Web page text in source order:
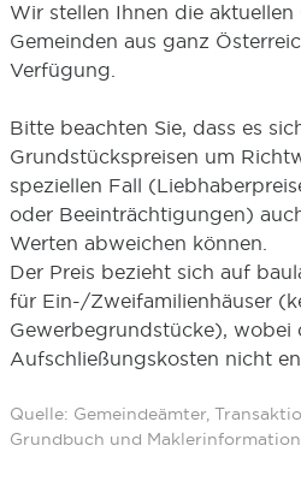
Wir stellen Ihnen die
Gemeinden aus ganz
Verfügung.
Bitte beachten Sie, dass es
Grundstückspreisen um
speziellen Fall
oder Beeinträchtigungen)
Werten abweichen können.
Der Preis bezieht sich auf
für Ein-/Zweifamilienhäuser
Gewerbegrundstücke), wobei
Aufschließungskosten nicht
Quelle: Gemeindeämter,
Grundbuch und